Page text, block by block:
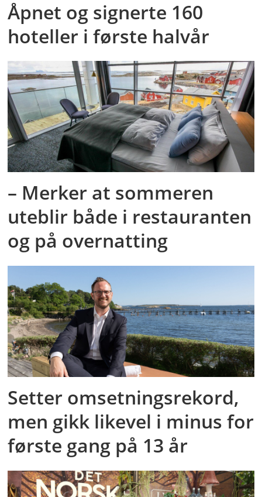
Åpnet og signerte 160
hoteller i første halvår
– Merker at sommeren
uteblir både i restauranten
og på overnatting
Setter omsetningsrekord,
men gikk likevel i minus for
første gang på 13 år